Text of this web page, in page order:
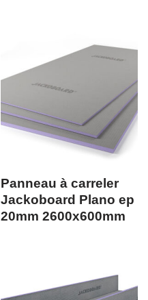
Panneau à carreler
Jackoboard Plano ep
20mm 2600x600mm